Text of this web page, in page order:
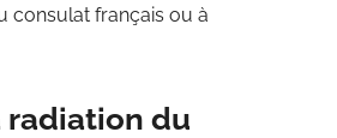
consulat français ou à
radiation du